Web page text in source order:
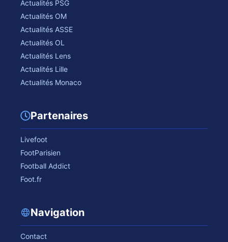
Actualités PSG
Actualités OM
Actualités ASSE
Actualités OL
Actualités Lens
Actualités Lille
Actualités Monaco
Partenaires
Livefoot
FootParisien
Football Addict
Foot.fr
Navigation
Contact